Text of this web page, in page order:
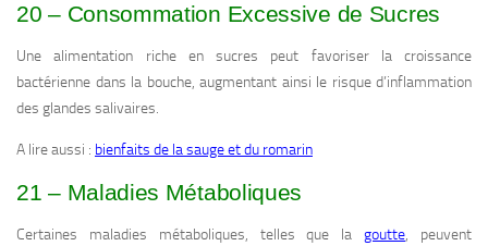
20 – Consommation Excessive de Sucres
Une alimentation riche en sucres peut favoriser la croissance
bactérienne dans la bouche, augmentant ainsi le risque d’inflammation
des glandes salivaires.
A lire aussi : bienfaits de la sauge et du romarin
21 – Maladies Métaboliques
Certaines maladies métaboliques, telles que lagoutte, peuvent